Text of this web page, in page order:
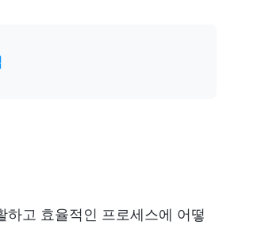
하고 효율적인 프로세스에 어떻